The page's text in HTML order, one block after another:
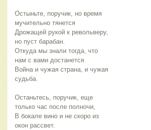
Остыньте, поручик, но время
мучительно тянется
Дрожащей рукой к револьверу,
но пуст барабан.
Откуда мы знали тогда, что
нам с вами достанется
Война и чужая страна, и чужая
судьба.
Останьтесь, поручик, еще
только час после полночи,
В бокале вино и не скоро из
окон рассвет.